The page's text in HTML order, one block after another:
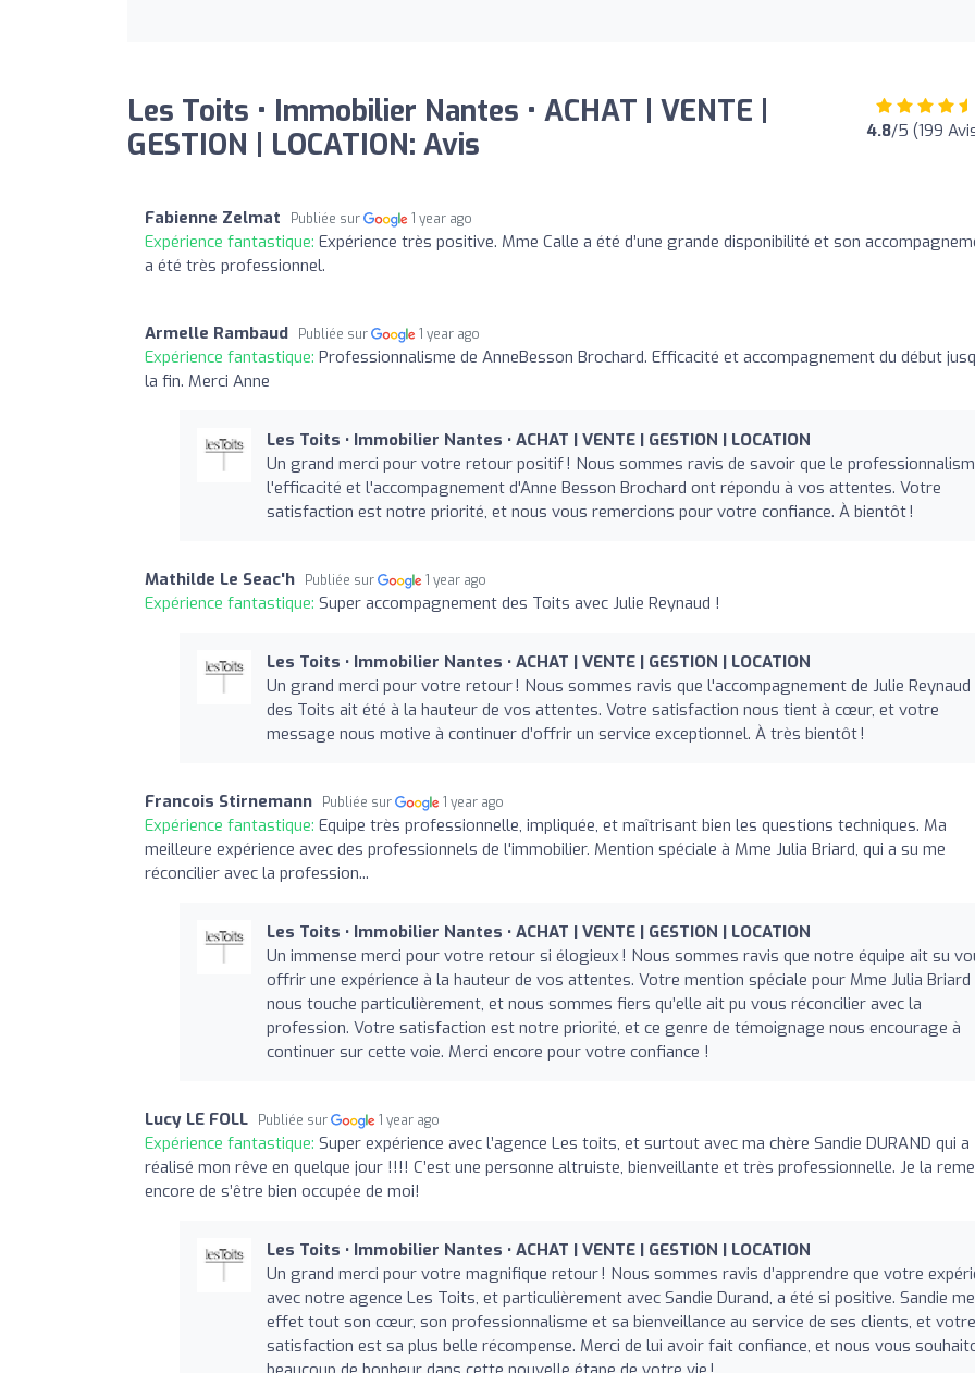
Les Toits • Immobilier Nantes • ACHAT | VENTE |
GESTION | LOCATION: Avis
4.8/5 (199
Fabienne Zelmat Publiée sur 1 year ago
Expérience fantastique: Expérience très positive. Mme Calle a été d’une grande disponibilité et son
a été très professionnel.
Armelle Rambaud Publiée sur 1 year ago
Expérience fantastique: Professionnalisme de AnneBesson Brochard. Efficacité et accompagnement du début
la fin. Merci Anne
Les Toits • Immobilier Nantes • ACHAT | VENTE | GESTION | LOCATION
Un grand merci pour votre retour positif ! Nous sommes ravis de savoir que le
l'efficacité et l'accompagnement d'Anne Besson Brochard ont répondu à vos attentes. Votre
satisfaction est notre priorité, et nous vous remercions pour votre confiance. À bientôt !
Mathilde Le Seac'h Publiée sur 1 year ago
Expérience fantastique: Super accompagnement des Toits avec Julie Reynaud !
Les Toits • Immobilier Nantes • ACHAT | VENTE | GESTION | LOCATION
Un grand merci pour votre retour ! Nous sommes ravis que l'accompagnement de Julie
des Toits ait été à la hauteur de vos attentes. Votre satisfaction nous tient à cœur, et votre
message nous motive à continuer d’offrir un service exceptionnel. À très bientôt !
Francois Stirnemann Publiée sur 1 year ago
Expérience fantastique: Equipe très professionnelle, impliquée, et maîtrisant bien les questions techniques. Ma
meilleure expérience avec des professionnels de l'immobilier. Mention spéciale à Mme Julia Briard, qui a su me
réconcilier avec la profession...
Les Toits • Immobilier Nantes • ACHAT | VENTE | GESTION | LOCATION
Un immense merci pour votre retour si élogieux ! Nous sommes ravis que notre équipe ait su
offrir une expérience à la hauteur de vos attentes. Votre mention spéciale pour Mme Julia Briard
nous touche particulièrement, et nous sommes fiers qu’elle ait pu vous réconcilier avec la
profession. Votre satisfaction est notre priorité, et ce genre de témoignage nous encourage à
continuer sur cette voie. Merci encore pour votre confiance !
Lucy LE FOLL Publiée sur 1 year ago
Expérience fantastique: Super expérience avec l’agence Les toits, et surtout avec ma chère Sandie DURAND qui a
réalisé mon rêve en quelque jour !!!! C’est une personne altruiste, bienveillante et très professionnelle. Je la
encore de s’être bien occupée de moi!
Les Toits • Immobilier Nantes • ACHAT | VENTE | GESTION | LOCATION
Un grand merci pour votre magnifique retour ! Nous sommes ravis d’apprendre que votre
avec notre agence Les Toits, et particulièrement avec Sandie Durand, a été si positive. Sandie
effet tout son cœur, son professionnalisme et sa bienveillance au service de ses clients, et votre
satisfaction est sa plus belle récompense. Merci de lui avoir fait confiance, et nous vous